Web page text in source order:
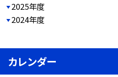
2025年度
2024年度
カレンダー